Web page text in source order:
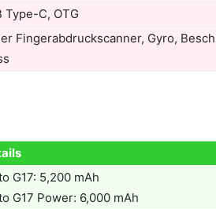
Type-C, OTG
Fingerabdruckscanner, Gyro,
G17: 5,200 mAh
G17 Power: 6,000 mAh